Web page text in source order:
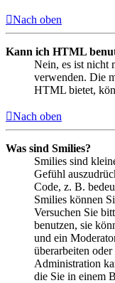
Nach oben
Kann ich HTML
Nein, es ist nicht
verwenden. Die
HTML bietet,
Nach oben
Was sind Smilies?
Smilies sind
Gefühl
Code, z. B.
Smilies können
Versuchen Sie
benutzen, sie
und ein
überarbeiten
Administration
die Sie in einem